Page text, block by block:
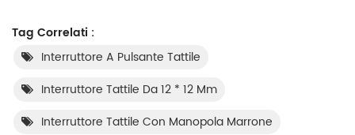
Tag Correlati :
Interruttore A Pulsante Tattile
Interruttore Tattile Da 12 * 12 Mm
Interruttore Tattile Con Manopola Marrone